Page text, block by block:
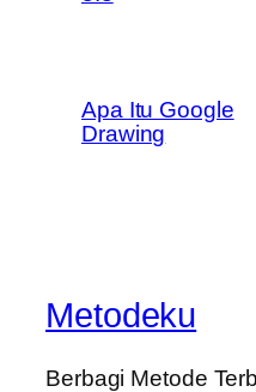
Apa Itu Google
Drawing
Metodeku
Berbagi Metode